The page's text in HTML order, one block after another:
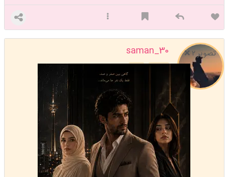
saman_30
عضویت: 1403/07/25 تعداد پست: 6902
تصویر ۲ ❌️